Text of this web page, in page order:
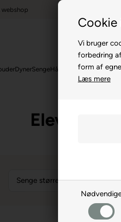
Vi bruger
forbedring
form af
Læs mere
webshop
DynerSengeHåndklæder
Senge størrelse